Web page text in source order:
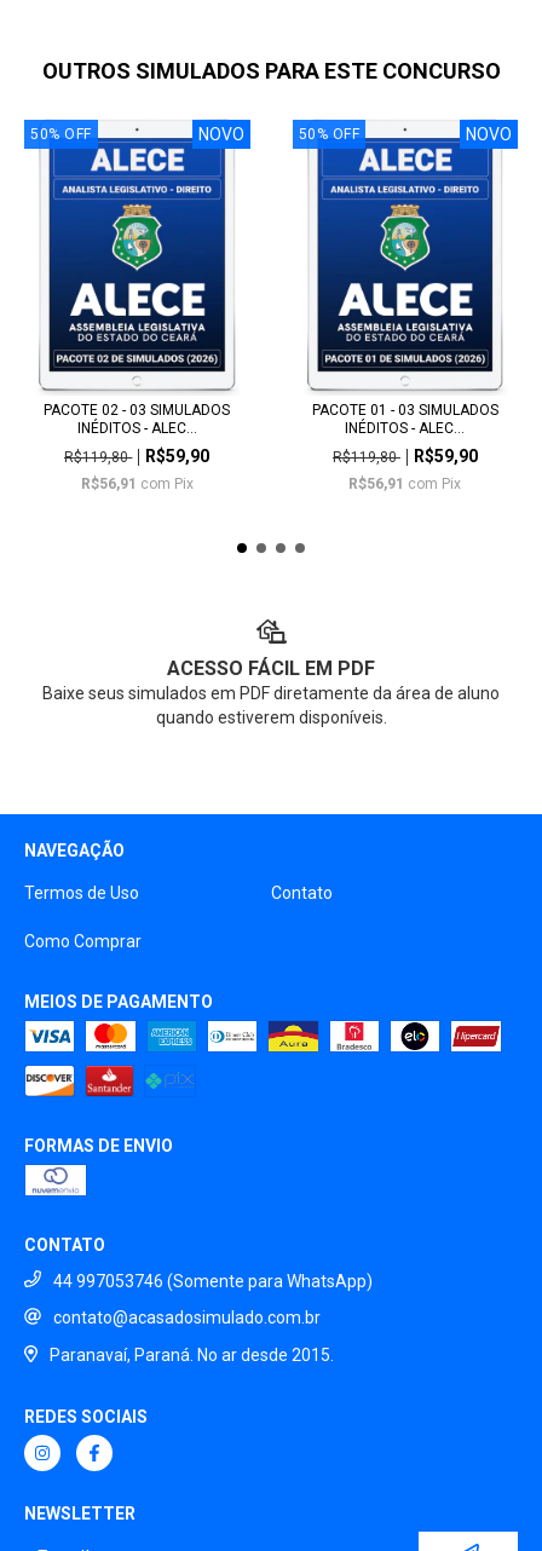
OUTROS SIMULADOS PARA ESTE CONCURSO
50% OFF NOVO
PACOTE 02 - 03 SIMULADOS
INÉDITOS - ALEC...
R$119,80
R$59,90
R$56,91 com Pix
50 % OFF NOVO
PACOTE 01 - 03 SIMULADOS
INÉDITOS - ALEC...
R$119,80
R$59,90
R$56,91 com Pix
ACESSO FÁCIL EM PDF
Baixe seus simulados em PDF diretamente da área de aluno
quando estiverem disponíveis.
NAVEGAÇÃO
Termos de Uso Contato
Como Comprar
MEIOS DE PAGAMENTO
FORMAS DE ENVIO
CONTATO
44 997053746 (Somente para WhatsApp)
contato@acasadosimulado.com.br
Paranavaí, Paraná. No ar desde 2015.
REDES SOCIAIS
NEWSLETTER